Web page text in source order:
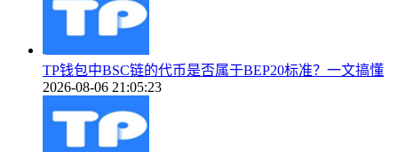
TP钱包中BSC链的代币是否属于BEP20标准？一文搞懂
2026-08-06 21:05:23